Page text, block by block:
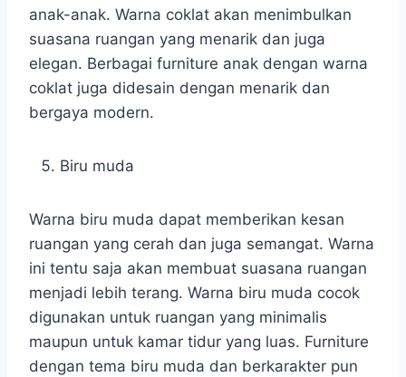
anak-anak. Warna coklat akan menimbulkan
suasana ruangan yang menarik dan juga
elegan. Berbagai furniture anak dengan warna
coklat juga didesain dengan menarik dan
bergaya modern.
Biru muda
Warna biru muda dapat memberikan kesan
ruangan yang cerah dan juga semangat. Warna
ini tentu saja akan membuat suasana ruangan
menjadi lebih terang. Warna biru muda cocok
digunakan untuk ruangan yang minimalis
maupun untuk kamar tidur yang luas. Furniture
dengan tema biru muda dan berkarakter pun